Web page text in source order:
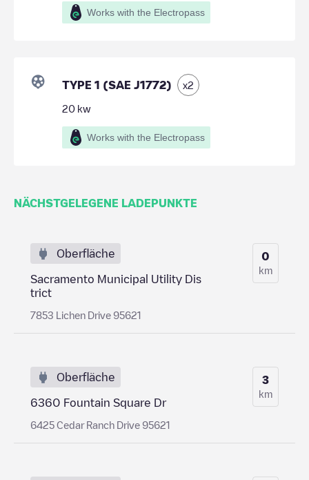
Works with the Electropass
TYPE 1 (SAE J1772) x2
20 kw
Works with the Electropass
NÄCHSTGELEGENE LADEPUNKTE
Oberfläche
Sacramento Municipal Utility Dis
trict
7853 Lichen Drive 95621
0
km
Oberfläche
6360 Fountain Square Dr
6425 Cedar Ranch Drive 95621
3
km